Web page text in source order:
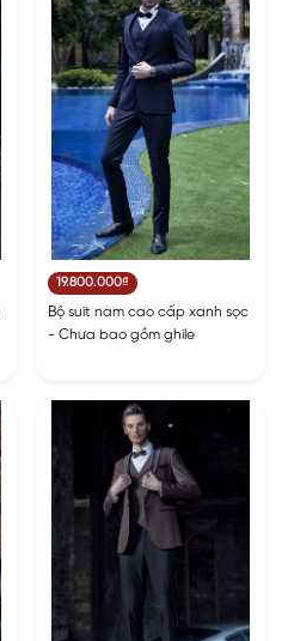
19.800.000₫
Bộ suit nam cao cấp xanh sọc
- Chưa bao gồm ghile